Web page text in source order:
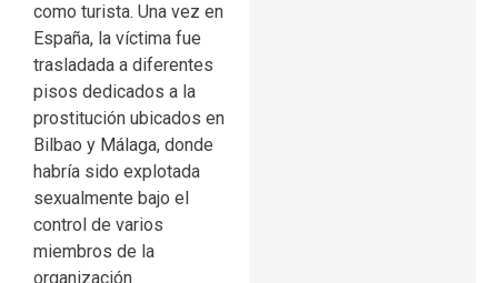
como turista. Una vez en
España, la víctima fue
trasladada a diferentes
pisos dedicados a la
prostitución ubicados en
Bilbao y Málaga, donde
habría sido explotada
sexualmente bajo el
control de varios
miembros de la
organización.